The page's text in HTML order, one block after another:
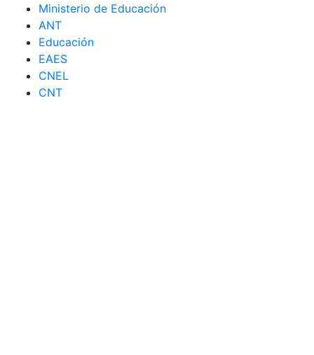
Ministerio de Educación
ANT
Educación
EAES
CNEL
CNT